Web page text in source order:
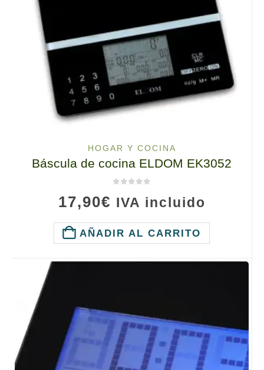
HOGAR Y COCINA
Báscula de cocina ELDOM EK3052
17,90€ IVA incluido
AÑADIR AL CARRITO